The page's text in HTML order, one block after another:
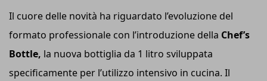
Il cuore delle novità ha riguardato l’evoluzione del
formato professionale con l’introduzione della Chef’s
Bottle, la nuova bottiglia da 1 litro sviluppata
specificamente per l’utilizzo intensivo in cucina. Il